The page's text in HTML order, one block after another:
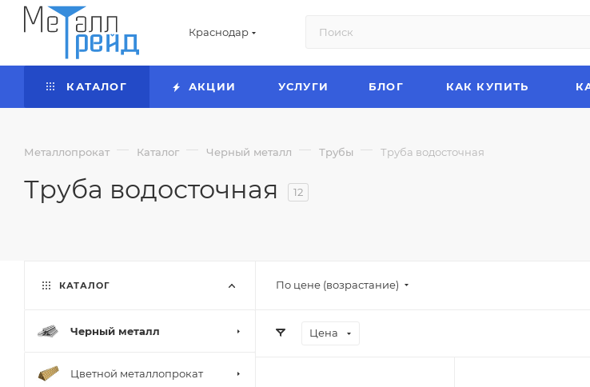
Краснодар
КАТАЛОГ АКЦИИ УСЛУГИ БЛОГ КАК КУПИТЬ
Металлопрокат — Каталог — Черный металл — Трубы — Труба водосточная
Труба водосточная 12
По цене (возрастание)
Цена
КАТАЛОГ
Черный металл
Цветной металлопрокат